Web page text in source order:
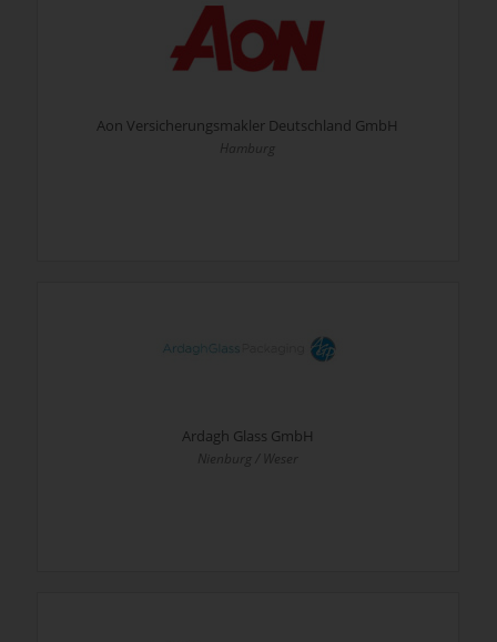
Aon Versicherungsmakler Deutschland GmbH
Hamburg
Ardagh Glass GmbH
Nienburg / Weser